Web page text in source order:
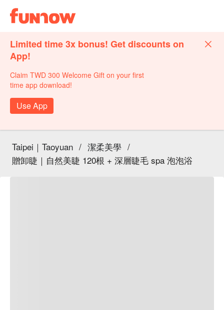
Limited time 3x bonus! Get discounts on
App!
Claim TWD 300 Welcome Gift on your first
time app download!
Use App
Taipei｜Taoyuan / 潔柔美學 /
贈卸睫｜自然美睫 120根 + 深層睫毛 spa 泡泡浴